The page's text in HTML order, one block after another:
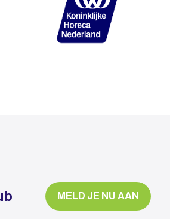
MELD JE NU AAN